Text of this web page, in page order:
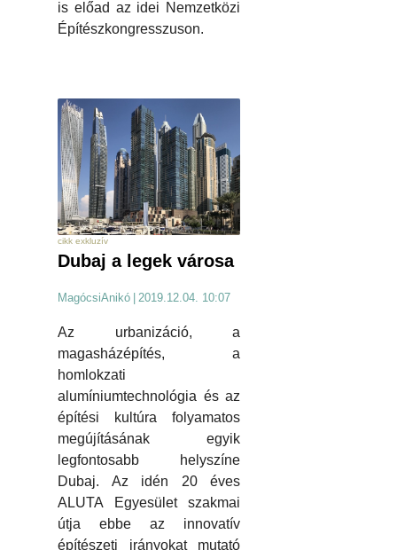
is előad az idei Nemzetközi
Építészkongresszuson.
cikk exkluzív
Dubaj a legek városa
MagócsiAnikó 2019.12.04. 10:07
Az urbanizáció, a
magasházépítés, a
homlokzati
alumíniumtechnológia és az
építési kultúra folyamatos
megújításának egyik
legfontosabb helyszíne
Dubaj. Az idén 20 éves
ALUTA Egyesület szakmai
útja ebbe az innovatív
építészeti irányokat mutató